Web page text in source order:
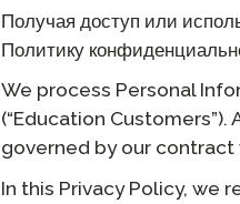
Получая доступ или
Политику
We process Personal
(“Education
governed by our contract
In this Privacy Policy, we